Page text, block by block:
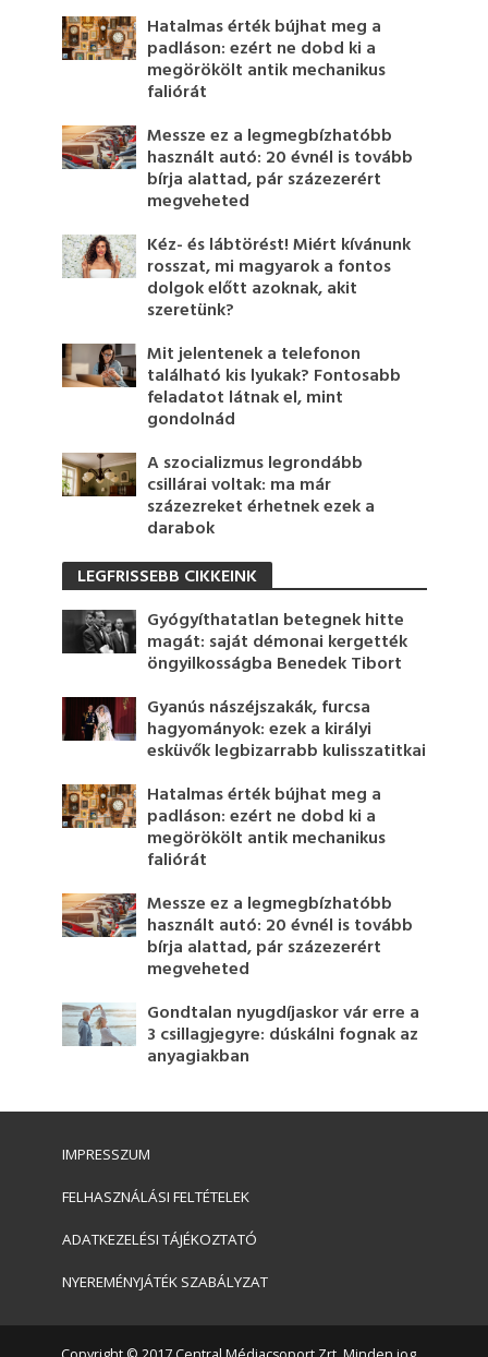
Hatalmas érték bújhat meg a
padláson: ezért ne dobd ki a
megörökölt antik mechanikus
faliórát
Messze ez a legmegbízhatóbb
használt autó: 20 évnél is tovább
bírja alattad, pár százezerért
megveheted
Kéz- és lábtörést! Miért kívánunk
rosszat, mi magyarok a fontos
dolgok előtt azoknak, akit
szeretünk?
Mit jelentenek a telefonon
található kis lyukak? Fontosabb
feladatot látnak el, mint
gondolnád
A szocializmus legrondább
csillárai voltak: ma már
százezreket érhetnek ezek a
darabok
LEGFRISSEBB CIKKEINK
Gyógyíthatatlan betegnek hitte
magát: saját démonai kergették
öngyilkosságba Benedek Tibort
Gyanús nászéjszakák, furcsa
hagyományok: ezek a királyi
esküvők legbizarrabb kulisszatitkai
Hatalmas érték bújhat meg a
padláson: ezért ne dobd ki a
megörökölt antik mechanikus
faliórát
Messze ez a legmegbízhatóbb
használt autó: 20 évnél is tovább
bírja alattad, pár százezerért
megveheted
Gondtalan nyugdíjaskor vár erre a
3 csillagjegyre: dúskálni fognak az
anyagiakban
IMPRESSZUM
FELHASZNÁLÁSI FELTÉTELEK
ADATKEZELÉSI TÁJÉKOZTATÓ
NYEREMÉNYJÁTÉK SZABÁLYZAT